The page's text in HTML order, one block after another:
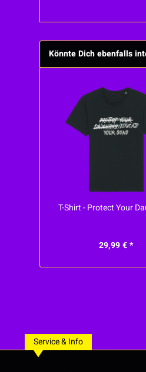
Könnte Dich ebenfalls
T-Shirt - Protect Your
29,99 € *
Service & Info